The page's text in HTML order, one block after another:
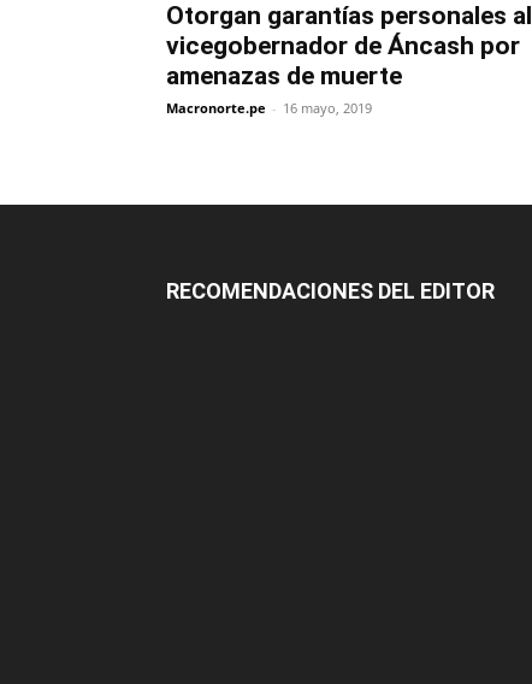
Otorgan garantías personales al
vicegobernador de Áncash por
amenazas de muerte
Macronorte.pe - 16 mayo, 2019
RECOMENDACIONES DEL EDITOR